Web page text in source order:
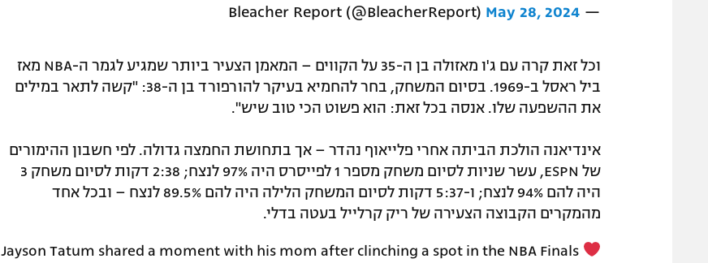
— Bleacher Report (@BleacherReport)
May 28, 2024
וכל זאת קרה עם ג'ו מאזולה בן ה-35 על הקווים – המאמן הצעיר ביותר שמגיע לגמר ה-NBA מאז
ביל ראסל ב-1969. בסיום המשחק, בחר להחמיא בעיקר להורפורד בן ה-38: "קשה לתאר במילים
את ההשפעה שלו. אנסה בכל זאת: הוא פשוט הכי טוב שיש".
אינדיאנה הולכת הביתה אחרי פלייאוף נהדר – אך בתחושת החמצה גדולה. לפי חשבון ההימורים
של ESPN, עשר שניות לסיום משחק מספר 1 לפייסרס היה 97% לנצח; 2:38 דקות לסיום משחק 3
היה להם 94% לנצח; ו-5:37 דקות לסיום המשחק הלילה היה להם 89.5% לנצח – ובכל אחד
מהמקרים הקבוצה הצעירה של ריק קרלייל בעטה בדלי.
Jayson Tatum shared a moment with his mom after clinching a spot in the NBA Finals